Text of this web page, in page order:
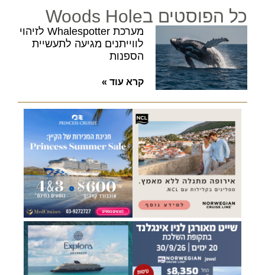
כל הפוסטים בWoods Hole
מערכת Whalespotter לזיהוי
לווייתנים מגיעה לתעשיית
הספנות
קרא עוד »